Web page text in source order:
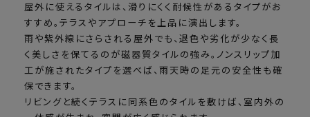
屋外に使えるタイルは、滑りにくく耐候性があるタイプがお
すすめ。テラスやアプローチを上品に演出します。
雨や紫外線にさらされる屋外でも、退色や劣化が少なく長
く美しさを保てるのが磁器質タイルの強み。ノンスリップ加
工が施されたタイプを選べば、雨天時の足元の安全性も確
保できます。
リビングと続くテラスに同系色のタイルを敷けば、室内外の